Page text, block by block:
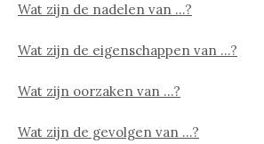
Wat zijn de nadelen van …?
Wat zijn de eigenschappen van …?
Wat zijn oorzaken van …?
Wat zijn de gevolgen van …?